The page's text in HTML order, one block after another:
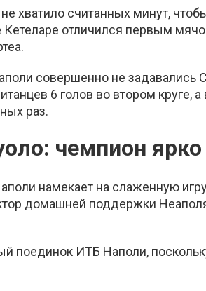
хватило считанных минут,
отличился первым
совершенно не задавались
6 голов во втором круге,
раз.
чемпион ярко
намекает на слаженную
домашней поддержки
поединок ИТБ Наполи,